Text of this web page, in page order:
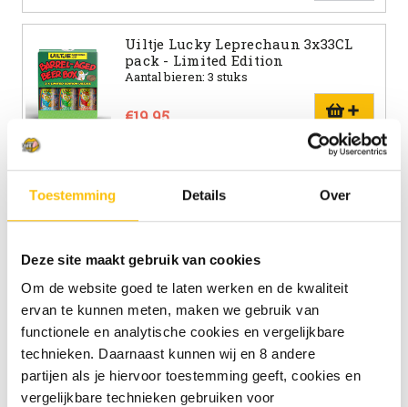
Toestemming Details Over
Deze site maakt gebruik van cookies
Om de website goed te laten werken en de kwaliteit
ervan te kunnen meten, maken we gebruik van
functionele en analytische cookies en vergelijkbare
technieken. Daarnaast kunnen wij en 8 andere
partijen als je hiervoor toestemming geeft, cookies en
vergelijkbare technieken gebruiken voor
Uiltje Lucky Leprechaun 3x33CL
pack - Limited Edition
Aantal bieren: 3 stuks
€19.95
Ypra Hoppy Tripel blik 50cl
Tripel | 10.0%
€4.79
Ypra Hoppy Blond blik 50cl
Licht Blond | 6%
€4.19
BrewDog Hazy Jane Tropical blik